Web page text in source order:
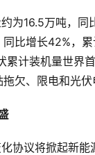
为16.5万吨，同
同比增长42%，
累计装机量世界
欠、限电和光
协议将掀起新